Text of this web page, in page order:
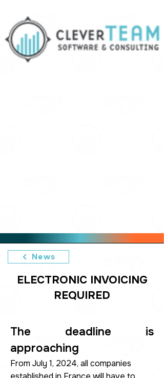
News
ELECTRONIC INVOICING
REQUIRED
The deadline is
approaching
From July 1, 2024, all companies